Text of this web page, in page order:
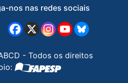
nos nas redes sociais
- Todos os direitos